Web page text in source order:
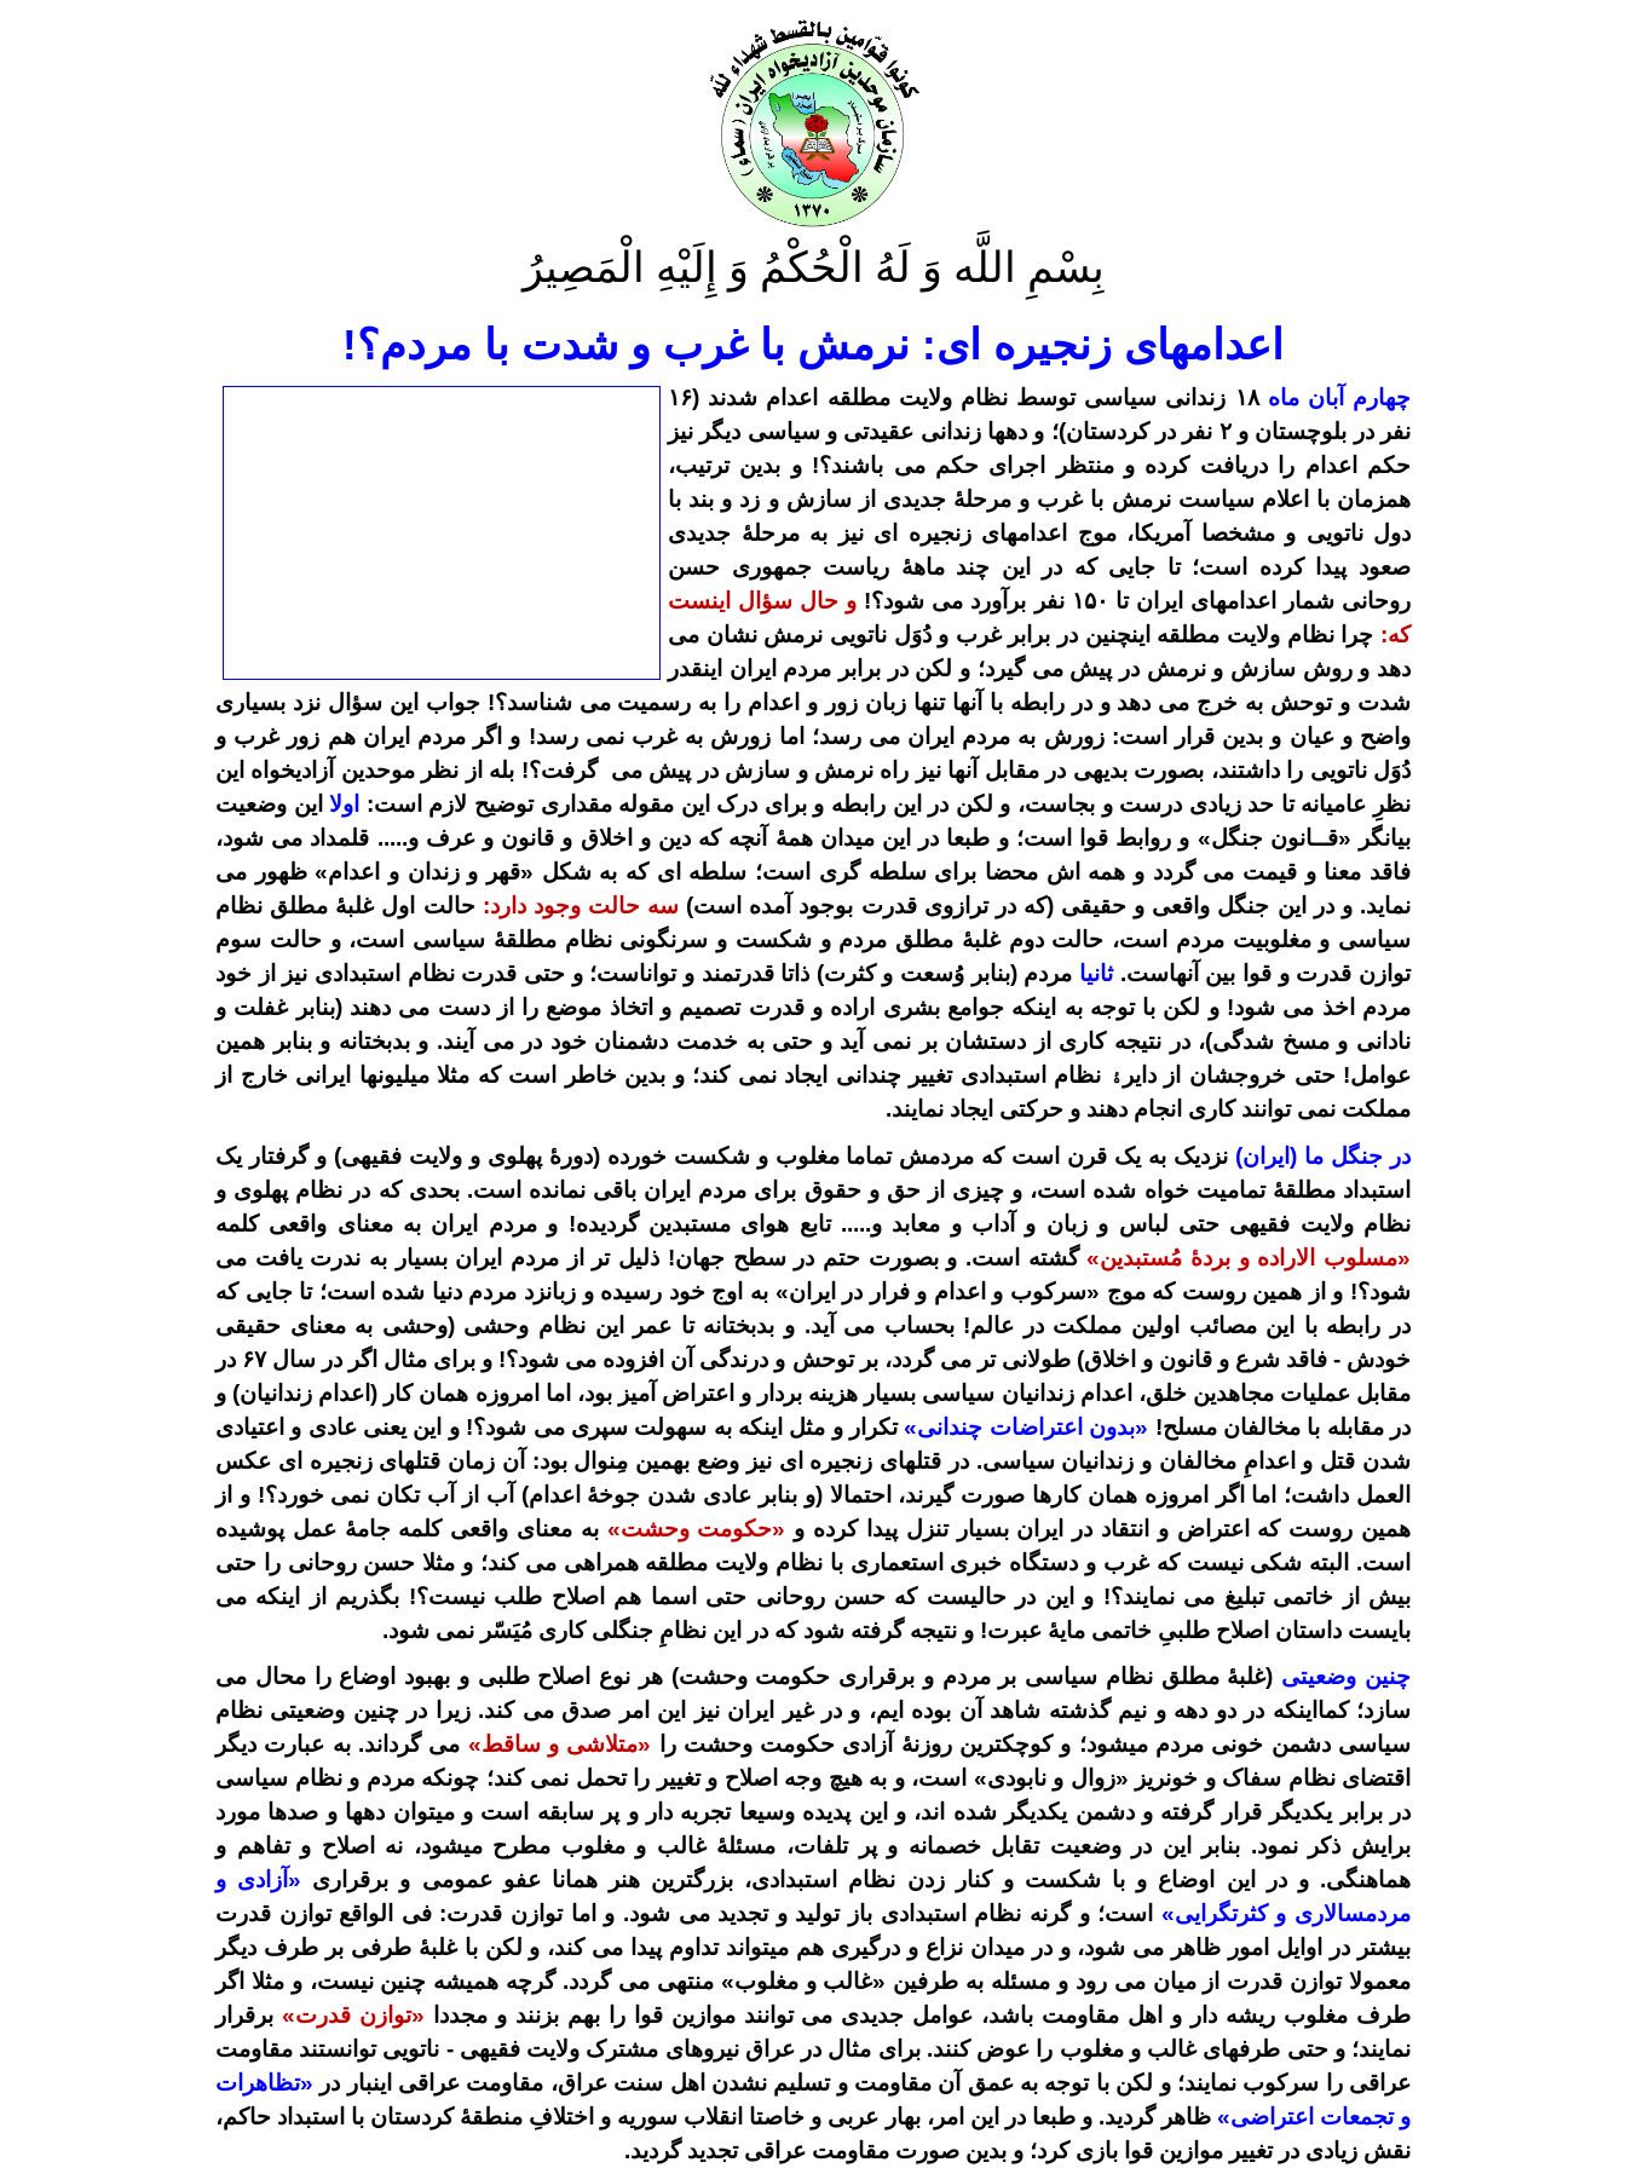
بِسْمِ اللَّه وَ لَهُ الْحُكْمُ وَ إِلَيْهِ الْمَصِيرُ
اعدامهای زنجیره ای: نرمش با غرب و شدت با مردم؟!
چهارم آبان ماه ۱۸ زندانی سیاسی توسط نظام ولایت مطلقه اعدام شدند (۱۶
نفر در بلوچستان و ۲ نفر در کردستان)؛ و دهها زندانی عقیدتی و سیاسی دیگر نیز
حکم اعدام را دریافت کرده و منتظر اجرای حکم می باشند؟! و بدین ترتیب،
همزمان با اعلام سیاست نرمش با غرب و مرحلۀ جدیدی از سازش و زد و بند با
دول ناتویی و مشخصا آمریکا، موج اعدامهای زنجیره ای نیز به مرحلۀ جدیدی
صعود پیدا کرده است؛ تا جایی که در این چند ماهۀ ریاست جمهوری حسن
روحانی شمار اعدامهای ایران تا ۱۵۰ نفر برآورد می شود؟!
و حال سؤال اینست
که: چرا نظام ولایت مطلقه اینچنین در برابر غرب و دُوَل ناتویی نرمش نشان می
دهد و روش سازش و نرمش در پیش می گیرد؛ و لکن در برابر مردم ایران اینقدر
شدت و توحش به خرج می دهد و در رابطه با آنها تنها زبان زور و اعدام را به رسمیت می شناسد؟! جواب این سؤال نزد بسیاری
واضح و عیان و بدین قرار است: زورش به مردم ایران می رسد؛ اما زورش به غرب نمی رسد! و اگر مردم ایران هم زور غرب و
دُوَل ناتویی را داشتند، بصورت بدیهی در مقابل آنها نیز راه نرمش و سازش در پیش می گرفت؟! بله از نظر موحدین آزادیخواه این
نظرِ عامیانه تا حد زیادی درست و بجاست، و لکن در این رابطه و برای درک این مقوله مقداری توضیح لازم است: اولااین وضعیت
بیانگر «قــانون جنگل» و روابط قوا است؛ و طبعا در این میدان همۀ آنچه که دین و اخلاق و قانون و عرف و..... قلمداد می شود،
فاقد معنا و قیمت می گردد و همه اش محضا برای سلطه گری است؛ سلطه ای که به شکل «قهر و زندان و اعدام» ظهور می
نماید. و در این جنگل واقعی و حقیقی (که در ترازوی قدرت بوجود آمده است) سه حالت وجود دارد: حالت اول غلبۀ مطلق نظام
سیاسی و مغلوبیت مردم است، حالت دوم غلبۀ مطلق مردم و شکست و سر نگونی نظام مطلقۀ سیاسی است، و حالت سوم
توازن قدرت و قوا بین آنهاست.ثانیا مردم (بنابر وُسعت و کثرت) ذاتا قدرتمند و تواناست؛ و حتی قدرت نظام استبدادی نیز از خود
مردم اخذ می شود! و لکن با توجه به اینکه جوامع بشری اراده و قدرت تصمیم و اتخاذ موضع را از دست می دهند (بنابر غفلت و
نادانی و مسخ شدگی)، در نتیجه کاری از دستشان بر نمی آید و حتی به خدمت دشمنان خود در می آیند. و بدبختانه و بنابر همین
عوامل! حتی خروجشان از دایر ۀ نظام استبدادی تغییر چندانی ایجاد نمی کند؛ و بدین خاطر است که مثلامیلیونها ایرانی خارج از
مملکت نمی توانند کاری انجام دهند و حرکتی ایجاد نمایند.
در جنگل ما (ایران) نزدیک به یک قرن است که مردمش تماما مغلوب و شکست خورده (دورۀ پهلوی و ولایت فقیهی) و گرفتار یک
استبداد مطلقۀ تمامیت خواه شده است، و چیزی از حق و حقوق برای مردم ایران باقی نمانده است. بحدی که در نظام پهلوی و
نظام ولایت فقیهی حتی لباس و زبان و آداب و معابد و.....تابع هوای مستبدین گردیده! و مردم ایران به معنای واقعی کلمه
«مسلوب الاراده و بردۀ مُستبدین»گشته است. و بصورت حتم در سطح جهان! ذلیل تر از مردم ایران بسیار به ندرت یافت می
شود؟! و از همین روست که موج «سرکوب و اعدام و فرار در ایران» به اوج خود رسیده و زبانزد مردم دنیا شده است؛ تا جایی که
در رابطه با این مصائب اولین مملکت در عالم!بحساب می آید. و بدبختانه تا عمر این نظام وحشی (وحشی به معنای حقیقی
خودش - فاقد شرع و قانون و اخلاق) طولانی تر می گردد، بر توحش و درندگی آن افزوده می شود؟! و برای مثال اگر در سال ۶۷ در
مقابلعملیات مجاهدین خلق، اعدام زندانیان سیاسی بسیار هزینه بردار و اعتراض آمیز بود، اما امروزه همان کار (اعدام زندانیان) و
در مقابله با مخالفان مسلح! «بدون اعتراضات چندانی»تکرار و مثل اینکهبه سهولت سپری می شود؟! و این یعنی عادی و اعتیادی
شدن قتل و اعدامِ مخالفان و زندانیان سیاسی. در قتلهای زنجیره ای نیز وضع بهمین مِنوال بود: آن زمان قتلهای زنجیره ای عکس
العمل داشت؛ اما اگر امروزه همان کارها صورت گیرند، احتمالا (و بنابر عادی شدن جوخۀ اعدام) آب از آب تکان نمی خورد؟! و از
همین روست که اعتراض و انتقاد در ایران بسیار تنزل پیدا کرده و «حکومت وحشت» به معنای واقعی کلمه جامۀ عمل پوشیده
است. البته شکی نیست که غرب و دستگاه خبری استعماری با نظام ولایت مطلقه همراهی می کند؛ و مثلا حسن روحانی را حتی
بیش از خاتمی تبلیغ می نمایند؟! و این در حالیست که حسن روحانی حتی اسما هم اصلاح طلب نیست؟! بگذریم از اینکه می
بایست داستان اصلاح طلبیِ خاتمی مایۀ عبرت! و نتیجه گرفته شود که در این نظامِ جنگلی کاری مُیَسّر نمی شود.
چنین وضعیتی (غلبۀ مطلق نظام سیاسی بر مردم و برقراری حکومت وحشت) هر نوع اصلاح طلبی و بهبود اوضاع را محال می
سازد؛ کمااینکه در دو دهه و نیم گذشته شاهد آن بوده ایم، و در غیر ایران نیز این امر صدق می کند. زیرا در چنین وضعیتی نظام
سیاسی دشمن خونی مردم میشود؛ و کوچکترین روزنۀ آزادی حکومت وحشت را «متلاشی و ساقط» می گرداند. به عبارت دیگر
اقتضای نظام سفاک و خونریز «زوال و نابودی» است، و به هیچ وجه اصلاح و تغییر را تحمل نمی کند؛ چونکه مردم و نظام سیاسی
در برابر یکدیگر قرار گرفته و دشمن یکدیگر شده اند، و این پدیده وسیعا تجربه دار و پر سابقه است و میتوان دهها و صدها مورد
برایش ذکر نمود. بنابر این در وضعیت تقابل خصمانه و پر تلفات، مسئلۀ غالب و مغلوب مطرح میشود، نه اصلاح و تفاهم و
هماهنگی. و در این اوضاع و با شکست و کنار زدن نظام استبدادی، بزرگترین هنر همانا عفو عمومی و برقراری «آزادی و
مردمسالاری و کثرتگرایی» است؛ و گرنه نظام استبدادی باز تولید و تجدید می شود. و اما توازن قدرت: فی الواقع توازن قدرت
بیشتر در اوایل امور ظاهر می شود، و در میدان نزاع و درگیری هم میتواند تداوم پیدا می کند، و لکن با غلبۀ طرفی بر طرف دیگر
معمولا توازن قدرت از میان می رود و مسئله به طرفین «غالب و مغلوب» منتهی می گردد. گرچه همیشه چنین نیست، و مثلا اگر
طرف مغلوب ریشه دار و اهل مقاومت باشد، عوامل جدیدی می توانند موازین قوا را بهم بزنند و مجددا «توازن قدرت» برقرار
نمایند؛ و حتی طرفهای غالب و مغلوب را عوض کنند. برای مثال در عراق نیروهای مشترک ولایت فقیهی - ناتویی توانستند مقاومت
عراقی را سرکوب نمایند؛ و لکن با توجه به عمق آن مقاومت و تسلیم نشدن اهل سنت عراق، مقاومت عراقی اینبار در «تظاهرات
و تجمعات اعتراضی»ظاهر گردید. و طبعا در این امر، بهار عربی و خاصتا انقلاب سوریه و اختلافِ منطقۀ کردستان با استبداد حاکم،
نقش زیادی در تغییر موازین قوا بازی کرد؛ و بدین صورت مقاومت عراقی تجدید گردید.